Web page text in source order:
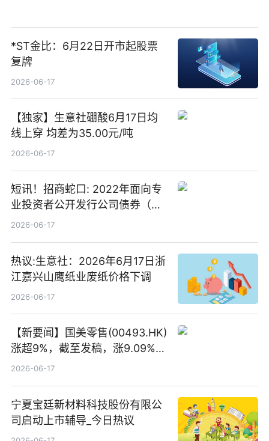
*ST金比：6月22日开市起股票
复牌
2026-06-17
【独家】生意社硼酸6月17日均
线上穿 均差为35.00元/吨
2026-06-17
短讯！招商蛇口: 2022年面向专
业投资者公开发行公司债券（第
二期）（品种二）2026年付息公
2026-06-17
热议:生意社：2026年6月17日浙
江嘉兴山鹰纸业废纸价格下调
2026-06-17
【新要闻】国美零售(00493.HK)
涨超9%，截至发稿，涨9.09%，
报0.012港元，成交额37.26万港
2026-06-17
宁夏宝廷新材料科技股份有限公
司启动上市辅导_今日热议